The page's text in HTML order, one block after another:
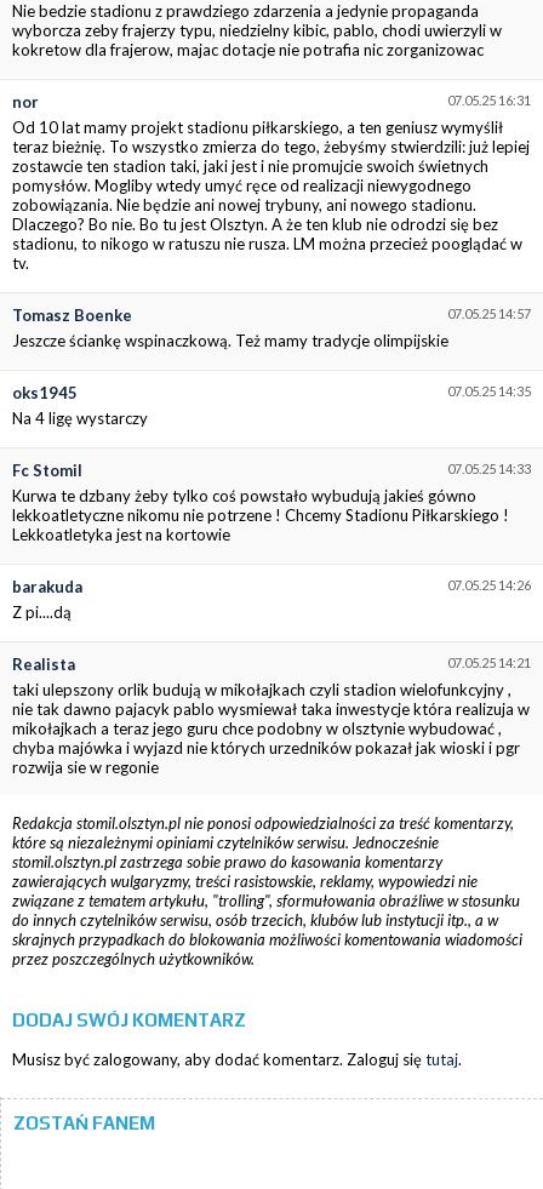
Nie bedzie stadionu z prawdziego zdarzenia a jedynie propaganda
wyborcza zeby frajerzy typu, niedzielny kibic, pablo, chodi uwierzyli w
kokretow dla frajerow, majac dotacje nie potrafia nic zorganizowac
07.05.25 16:31
nor
Od 10 lat mamy projekt stadionu piłkarskiego, a ten geniusz wymyślił
teraz bieżnię. To wszystko zmierza do tego, żebyśmy stwierdzili: już lepiej
zostawcie ten stadion taki, jaki jest i nie promujcie swoich świetnych
pomysłów. Mogliby wtedy umyć ręce od realizacji niewygodnego
zobowiązania. Nie będzie ani nowej trybuny, ani nowego stadionu.
Dlaczego? Bo nie. Bo tu jest Olsztyn. A że ten klub nie odrodzi się bez
stadionu, to nikogo w ratuszu nie rusza. LM można przecież pooglądać w
tv.
07.05.25 14:57
Tomasz Boenke
Jeszcze ściankę wspinaczkową. Też mamy tradycje olimpijskie
07.05.25 14:35
oks1945
Na 4 ligę wystarczy
07.05.25 14:33
Fc Stomil
Kurwa te dzbany żeby tylko coś powstało wybudują jakieś gówno
lekkoatletyczne nikomu nie potrzene ! Chcemy Stadionu Piłkarskiego !
Lekkoatletyka jest na kortowie
07.05.25 14:26
barakuda
Z pi....dą
07.05.25 14:21
Realista
taki ulepszony orlik budują w mikołajkach czyli stadion wielofunkcyjny ,
nie tak dawno pajacyk pablo wysmiewał taka inwestycje która realizuja w
mikołajkach a teraz jego guru chce podobny w olsztynie wybudować ,
chyba majówka i wyjazd nie których urzedników pokazał jak wioski i pgr
rozwija sie w regonie
Redakcja stomil.olsztyn.pl nie ponosi odpowiedzialności za treść komentarzy,
które są niezależnymi opiniami czytelników serwisu. Jednocześnie
stomil.olsztyn.pl zastrzega sobie prawo do kasowania komentarzy
zawierających wulgaryzmy, treści rasistowskie, reklamy, wypowiedzi nie
związane z tematem artykułu, "trolling", sformułowania obraźliwe w stosunku
do innych czytelników serwisu, osób trzecich, klubów lub instytucji itp., a w
skrajnych przypadkach do blokowania możliwości komentowania wiadomości
przez poszczególnych użytkowników.
DODAJ SWÓJ KOMENTARZ
Musisz być zalogowany, aby dodać komentarz. Zaloguj siętutaj.
ZOSTAŃ FANEM